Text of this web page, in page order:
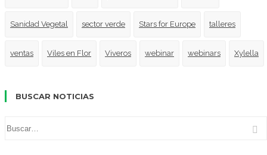
Sanidad Vegetal sector verde Stars for Europe talleres
ventas Viles en Flor Viveros webinar webinars Xylella
BUSCAR NOTICIAS